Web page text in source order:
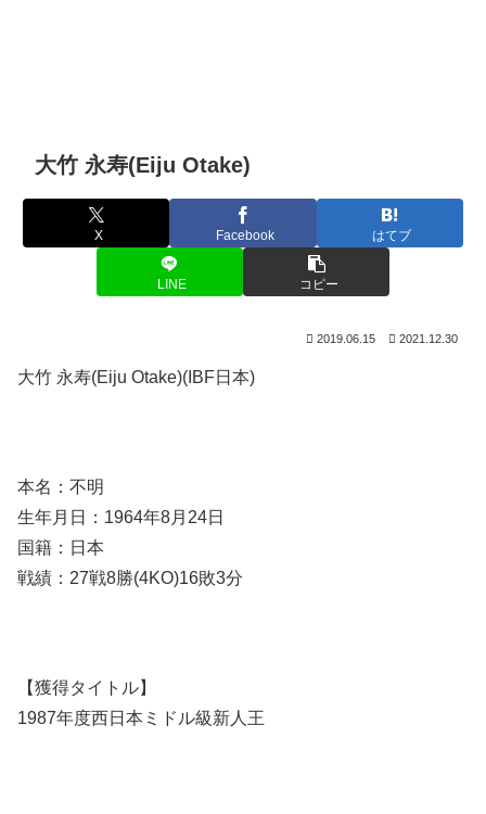
大竹 永寿(Eiju Otake)
X Facebook はてブ
LINE コピー
2019.06.15 2021.12.30
大竹 永寿(Eiju Otake)(IBF日本)
本名：不明
生年月日：1964年8月24日
国籍：日本
戦績：27戦8勝(4KO)16敗3分
【獲得タイトル】
1987年度西日本ミドル級新人王